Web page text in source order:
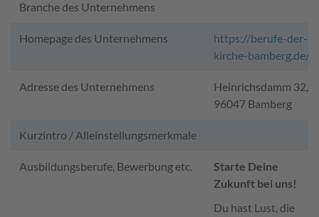
Branche des Unternehmens
Homepage des Unternehmens
https://berufe-der-
kirche-bamberg.de/
Adresse des Unternehmens
Heinrichsdamm 32,
96047 Bamberg
Kurzintro / Alleinstellungsmerkmale
Ausbildungsberufe, Bewerbung etc.
Starte Deine
Zukunft bei uns!
Du hast Lust, die